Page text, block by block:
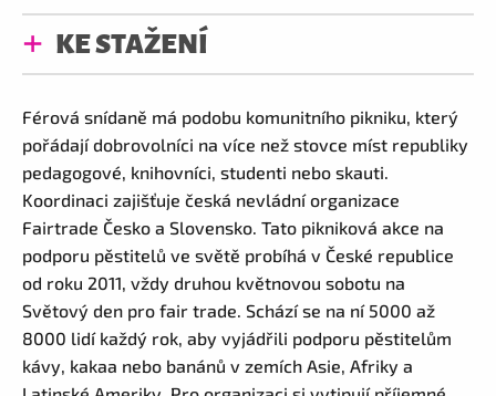
KE STAŽENÍ
Férová snídaně má podobu komunitního pikniku, který
pořádají dobrovolníci na více než stovce míst republiky
pedagogové, knihovníci, studenti nebo skauti.
Koordinaci zajišťuje česká nevládní organizace
Fairtrade Česko a Slovensko. Tato pikniková akce na
podporu pěstitelů ve světě probíhá v České republice
od roku 2011, vždy druhou květnovou sobotu na
Světový den pro fair trade. Schází se na ní 5000 až
8000 lidí každý rok, aby vyjádřili podporu pěstitelům
kávy, kakaa nebo banánů v zemích Asie, Afriky a